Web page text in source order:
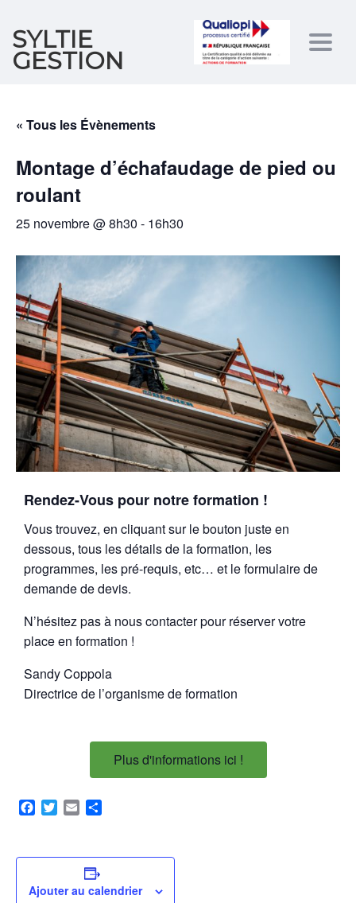
SYLTIE
GESTION
« Tous les Évènements
Montage d’échafaudage de pied ou
roulant
25 novembre @ 8h30 - 16h30
Rendez-Vous pour notre formation !
Vous trouvez, en cliquant sur le bouton juste en
dessous, tous les détails de la formation, les
programmes, les pré-requis, etc… et le formulaire de
demande de devis.
N’hésitez pas à nous contacter pour réserver votre
place en formation !
Sandy Coppola
Directrice de l’organisme de formation
Plus d'informations ici !
Facebook
TwitterEmail
Ajouter au calendrier